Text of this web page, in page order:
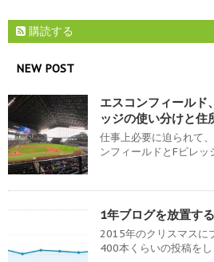
購読する
NEW POST
エスコンフィールド
ッジの使い分けと住
仕事上必要に迫られて
ンフィールドとFビレッ
1年ブログを放置す
2015年のクリスマスに
400本くらいの投稿をし